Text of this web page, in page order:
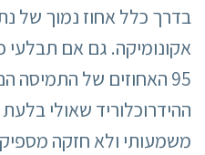
בדרך כלל אחוז נמוך של
אקונומיקה. גם אם
95 האחוזים של התמיסה
ההידרוכלוריד שאולי
משמעותי ולא חזקה